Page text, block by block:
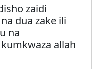
zaidi
dua zake ili
na
allah